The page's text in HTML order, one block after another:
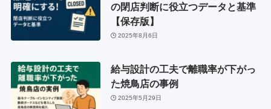
の閉店判断に役立つデータと基準
【保存版】
2025年8月6日
給与設計の工夫で離職率が下がっ
た焼鳥店の事例
2025年5月29日